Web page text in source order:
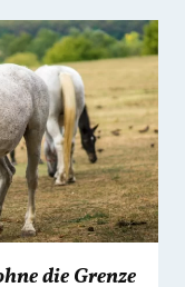
die Grenze